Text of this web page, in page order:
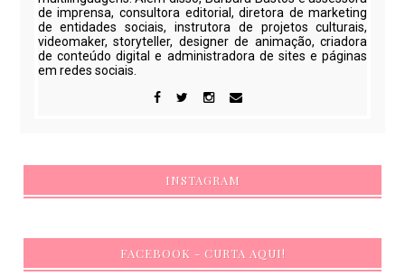
de imprensa, consultora editorial, diretora de marketing
de entidades sociais, instrutora de projetos culturais,
videomaker, storyteller, designer de animação, criadora
de conteúdo digital e administradora de sites e páginas
em redes sociais.
INSTAGRAM
FACEBOOK - CURTA AQUI!